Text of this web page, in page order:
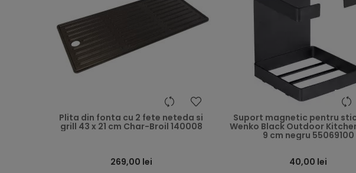
heart
Plita din fonta cu 2 fete neteda si
grill 43 x 21 cm Char-Broil 140008
269,00 lei
Suport magnetic pentru
Wenko Black Outdoor Kitchen
9 cm negru 55069100
40,00 lei